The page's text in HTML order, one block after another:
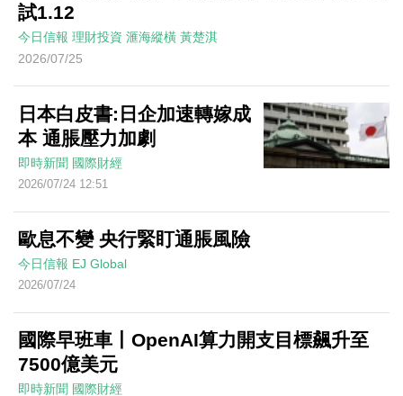
試1.12
今日信報 理財投資 滙海縱橫 黃楚淇
2026/07/25
日本白皮書:日企加速轉嫁成
本 通脹壓力加劇
即時新聞 國際財經
2026/07/24 12:51
歐息不變 央行緊盯通脹風險
今日信報 EJ Global
2026/07/24
國際早班車丨OpenAI算力開支目標飆升至
7500億美元
即時新聞 國際財經